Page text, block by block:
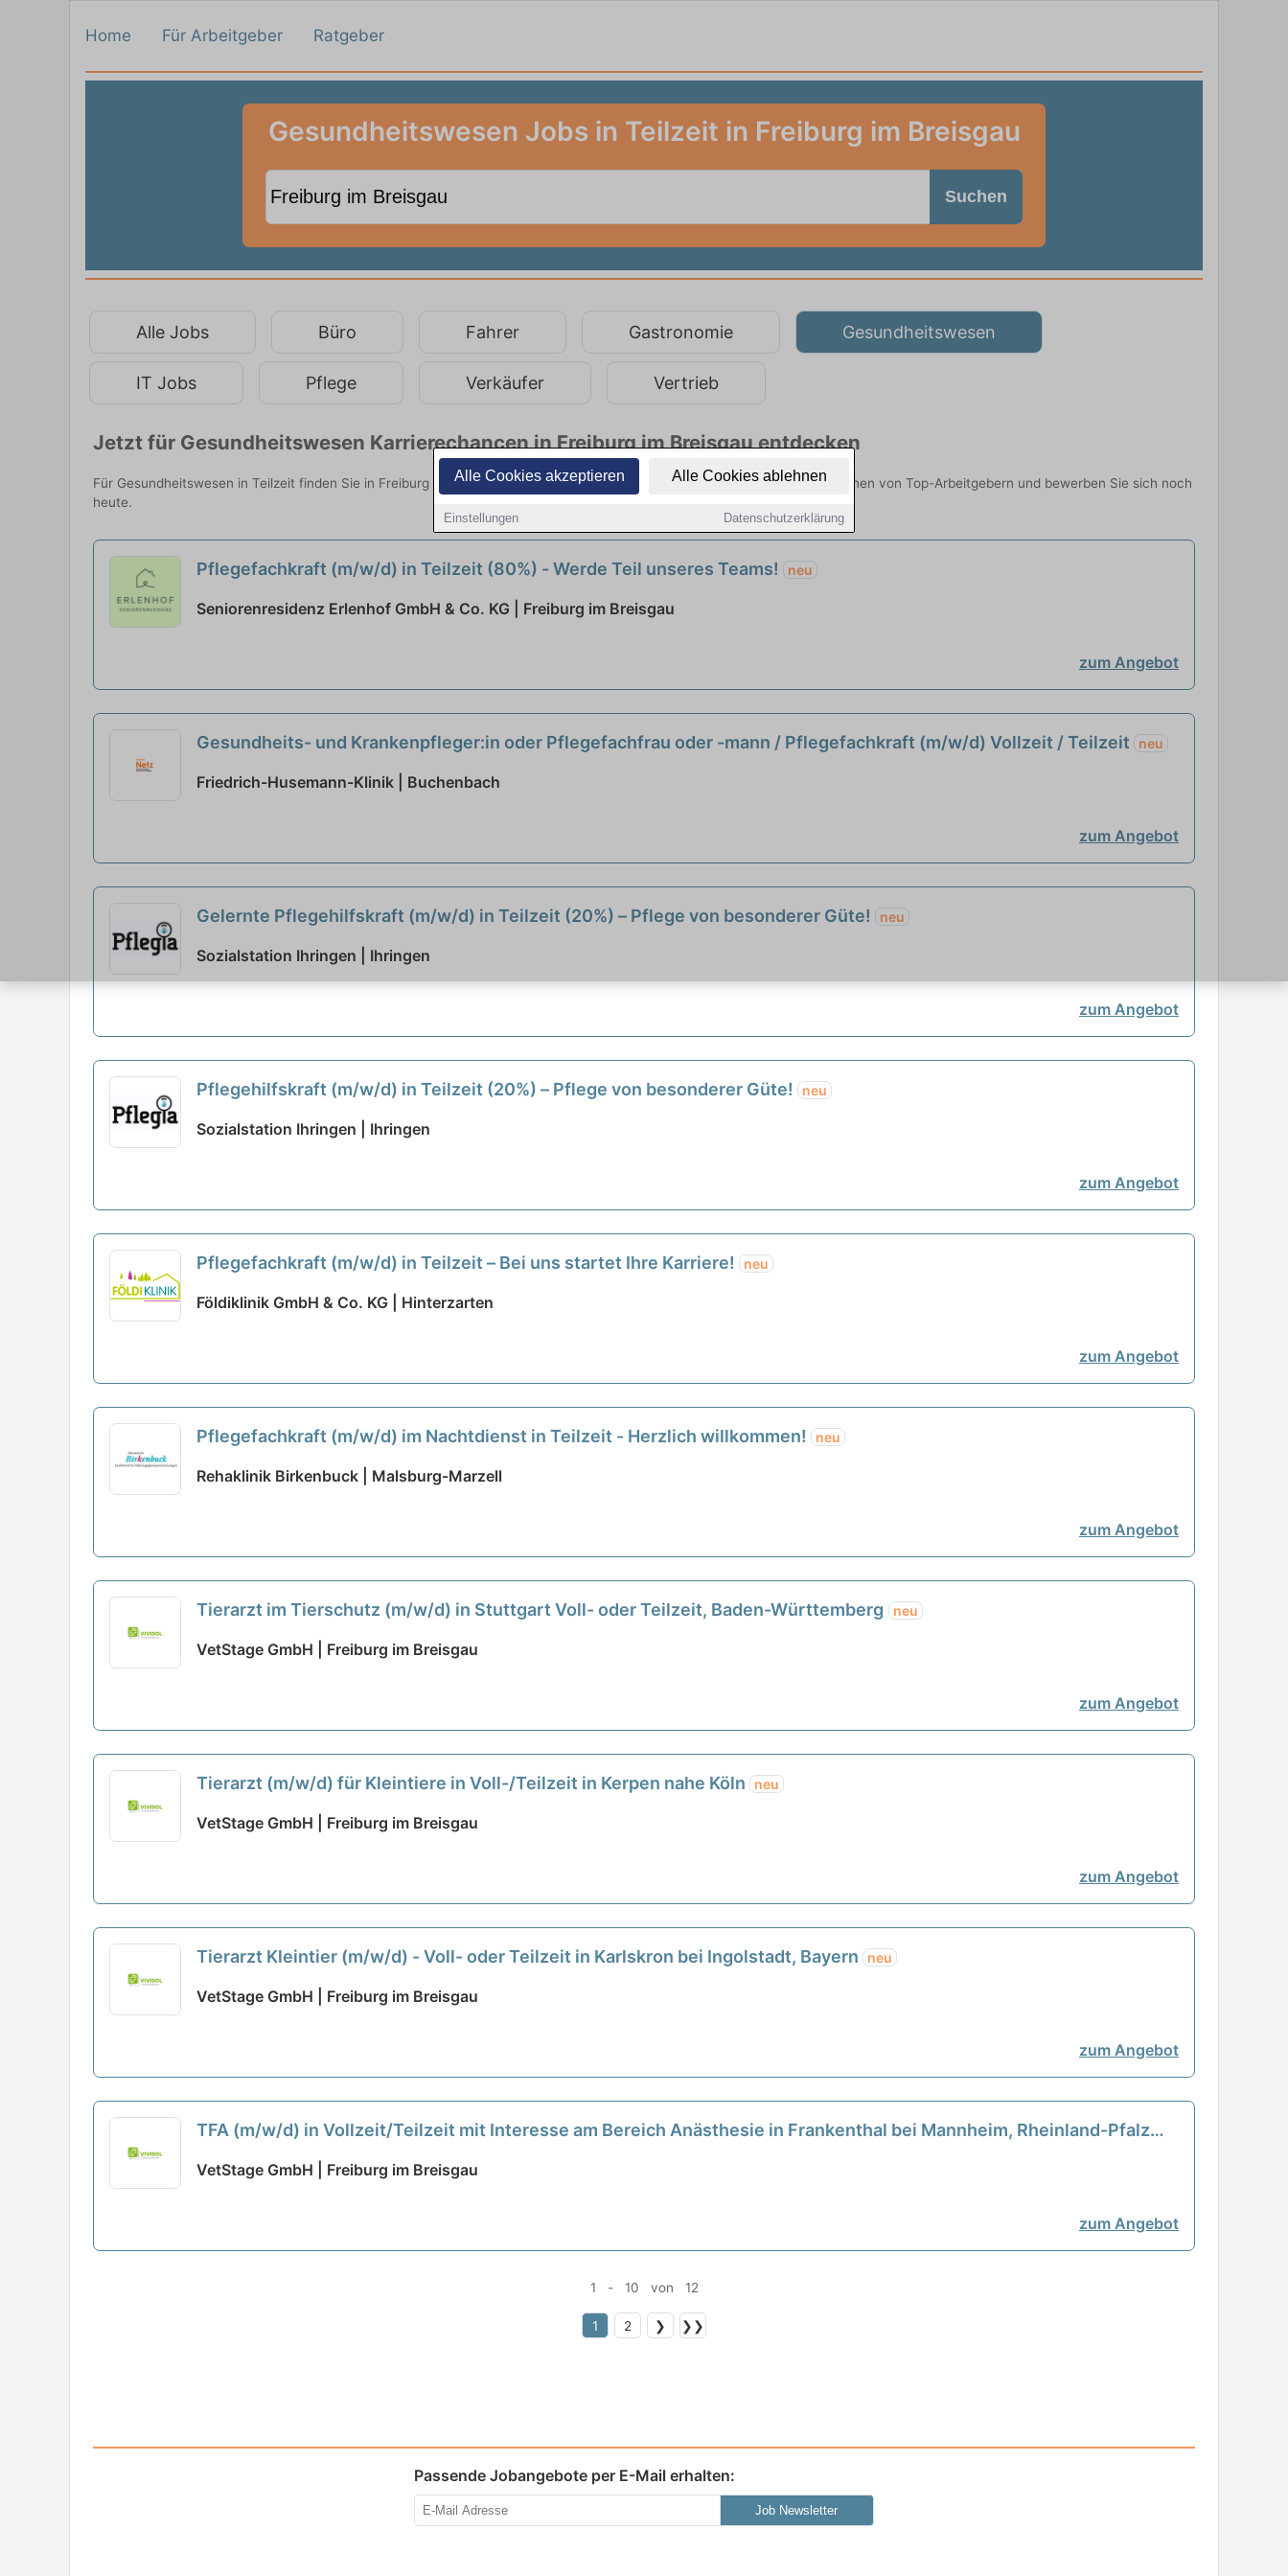
Alle Cookies akzeptieren Alle Cookies ablehnen
Einstellungen Datenschutzerklärung
Home Für Arbeitgeber Ratgeber
Gesundheitswesen Jobs in Teilzeit in Freiburg im Breisgau
Suchen
Alle Jobs Büro Fahrer Gastronomie Gesundheitswesen
IT Jobs Pflege Verkäufer Vertrieb
Jetzt für Gesundheitswesen Karrierechancen in Freiburg im Breisgau entdecken
Für Gesundheitswesen in Teilzeit finden Sie in Freiburg im Breisgau hier die aktuellsten Angebote. Entdecken Sie freie Optionen von Top-Arbeitgebern und bewerben Sie sich noch
heute.
Pflegefachkraft (m/w/d) in Teilzeit (80%) - Werde Teil unseres Teams! neu
Seniorenresidenz Erlenhof GmbH & Co. KG | Freiburg im Breisgau
zum Angebot
Gesundheits- und Krankenpfleger:in oder Pflegefachfrau oder -mann / Pflegefachkraft (m/w/d) Vollzeit / Teilzeit neu
Friedrich-Husemann-Klinik | Buchenbach
zum Angebot
Gelernte Pflegehilfskraft (m/w/d) in Teilzeit (20%) – Pflege von besonderer Güte! neu
Sozialstation Ihringen | Ihringen
zum Angebot
Pflegehilfskraft (m/w/d) in Teilzeit (20%) – Pflege von besonderer Güte! neu
Sozialstation Ihringen | Ihringen
zum Angebot
Pflegefachkraft (m/w/d) in Teilzeit – Bei uns startet Ihre Karriere! neu
Földiklinik GmbH & Co. KG | Hinterzarten
zum Angebot
Pflegefachkraft (m/w/d) im Nachtdienst in Teilzeit - Herzlich willkommen! neu
Rehaklinik Birkenbuck | Malsburg-Marzell
zum Angebot
Tierarzt im Tierschutz (m/w/d) in Stuttgart Voll- oder Teilzeit, Baden-Württemberg neu
VetStage GmbH | Freiburg im Breisgau
zum Angebot
Tierarzt (m/w/d) für Kleintiere in Voll-/Teilzeit in Kerpen nahe Köln neu
VetStage GmbH | Freiburg im Breisgau
zum Angebot
Tierarzt Kleintier (m/w/d) - Voll- oder Teilzeit in Karlskron bei Ingolstadt, Bayern neu
VetStage GmbH | Freiburg im Breisgau
zum Angebot
TFA (m/w/d) in Vollzeit/Teilzeit mit Interesse am Bereich Anästhesie in Frankenthal bei Mannheim, Rheinland-Pfalz
VetStage GmbH | Freiburg im Breisgau
zum Angebot
1 - 10 von 12
1 2 ❯ ❯❯
Passende Jobangebote per E-Mail erhalten:
Job Newsletter